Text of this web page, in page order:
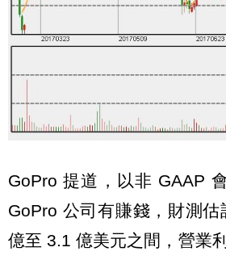
GoPro 提道，以非 GAAP
GoPro 公司有賺錢，財測
億至 3.1 億美元之間，營業